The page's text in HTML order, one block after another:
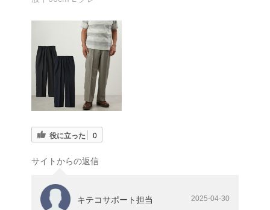
役に立った 0
サイトからの返信
キテコサポート担当 2025-04-30